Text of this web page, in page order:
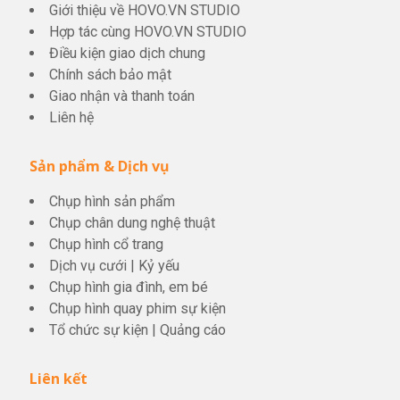
Giới thiệu về HOVO.VN STUDIO
Hợp tác cùng HOVO.VN STUDIO
Điều kiện giao dịch chung
Chính sách bảo mật
Giao nhận và thanh toán
Liên hệ
Sản phẩm & Dịch vụ
Chụp hình sản phẩm
Chụp chân dung nghệ thuật
Chụp hình cổ trang
Dịch vụ cưới | Kỷ yếu
Chụp hình gia đình, em bé
Chụp hình quay phim sự kiện
Tổ chức sự kiện | Quảng cáo
Liên kết